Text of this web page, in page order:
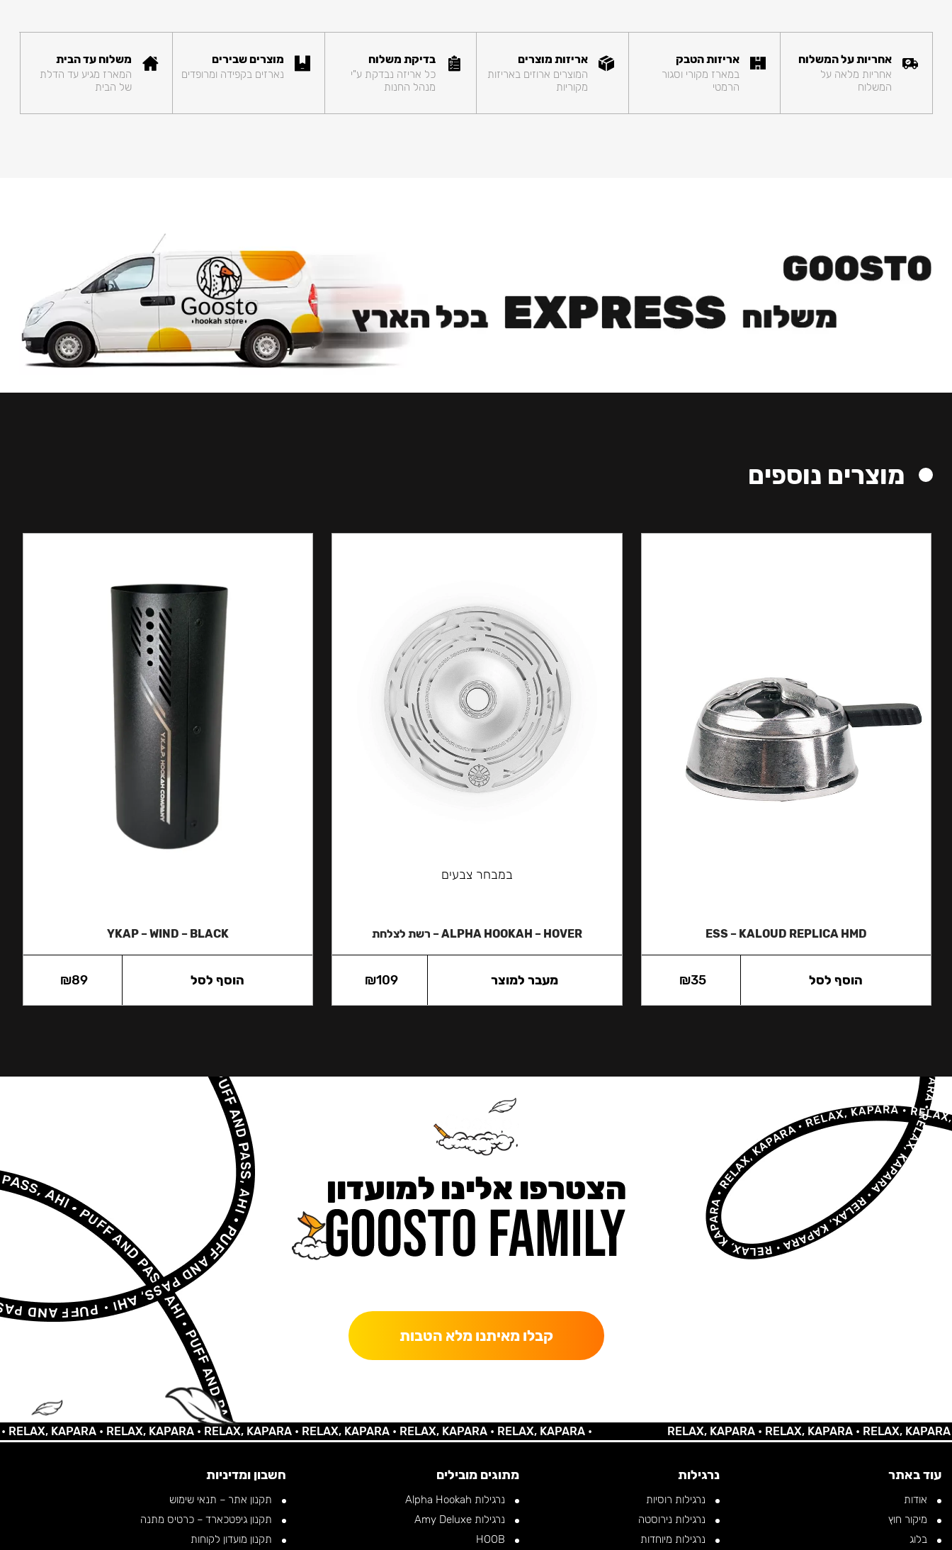
אחריות על המשלוח
אחריות מלאה על
המשלוח
אריזות הטבק
במארז מקורי וסגור
הרמטי
אריזות מוצרים
המוצרים ארוזים באריזות
מקוריות
בדיקת משלוח
כל אריזה נבדקת ע"י
מנהל החנות
מוצרים שבירים
נארזים בקפידה ומרופדים
משלוח עד הבית
המארז מגיע עד הדלת
של הבית
מוצרים נוספים
ESS – KALOUD REPLICA HMD
₪35 הוסף לסל
במבחר צבעים
ALPHA HOOKAH – HOVER – רשת לצלחת
₪109 מעבר למוצר
YKAP – WIND – BLACK
₪89 הוסף לסל
הצטרפו אלינו למועדון
קבלו מאיתנו מלא הטבות
KAPARA •RELAX, KAPARA •RELAX, KAPARA •RELAX, KAPARA •RELAX, KAPARA •RELAX, KAPARA • RELAX, KAPARA •RELAX, KAPARA •RELAX, KAPARA •
עוד באתר
אודות
מיקור חוץ
בלוג
נרגילות
נרגילות רוסיות
נרגילות נירוסטה
נרגילות מיוחדות
מתוגים מובילים
נרגילות Alpha Hookah
נרגילות Amy Deluxe
חשבון ומדיניות
תקנון אתר – תנאי שימוש
תקנון גיפטכארד – כרטיס מתנה
תקנון מועדון לקוחות